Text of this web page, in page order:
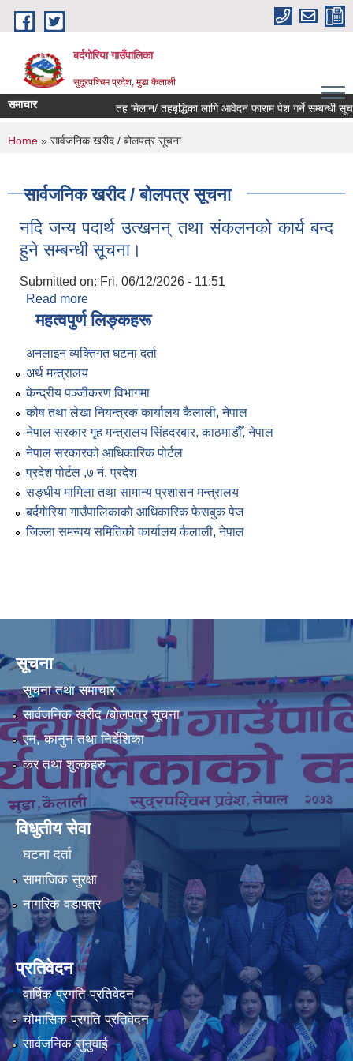
Skip to main content
बर्दगोरिया गाउँपालिका
सुदूरपश्चिम प्रदेश, मुडा कैलाली
समाचार तह मिलान/ तहबृद्धिका लागि आवेदन फाराम पेश गर्ने सम्बन्धी
You are here
Home » सार्वजनिक खरीद / बोलपत्र सूचना
सार्वजनिक खरीद / बोलपत्र सूचना
नदि जन्य पदार्थ उत्खनन् तथा संकलनको कार्य बन्द
हुने सम्बन्धी सूचना।
Submitted on: Fri, 06/12/2026 - 11:51
Read more
हुने सम्बन्धी सूचना।
महत्वपुर्ण लिङ्कहरू
अनलाइन व्यक्तिगत घटना दर्ता
अर्थ मन्त्रालय
केन्द्रीय पञ्जीकरण विभागमा
कोष तथा लेखा नियन्त्रक कार्यालय कैलाली, नेपाल
नेपाल सरकार गृह मन्त्रालय सिंहदरबार, काठमाडौँ, नेपाल
नेपाल सरकारको आधिकारिक पोर्टल
प्रदेश पोर्टल ,७ नं. प्रदेश
सङ्घीय मामिला तथा सामान्य प्रशासन मन्त्रालय
बर्दगाेरिया गाउँपालिकाकाे आधिकारिक फेसबुक पेज
जिल्ला समन्वय समितिको कार्यालय कैलाली, नेपाल
सूचना
सूचना तथा समाचार
सार्वजनिक खरीद /बोलपत्र सूचना
एन, कानुन तथा निर्देशिका
कर तथा शुल्कहरु
विधुतीय सेवा
घटना दर्ता
सामाजिक सुरक्षा
नागरिक वडापत्र
प्रतिवेदन
वार्षिक प्रगति प्रतिवेदन
चौमासिक प्रगति प्रतिवेदन
सार्वजनिक सुनुवाई